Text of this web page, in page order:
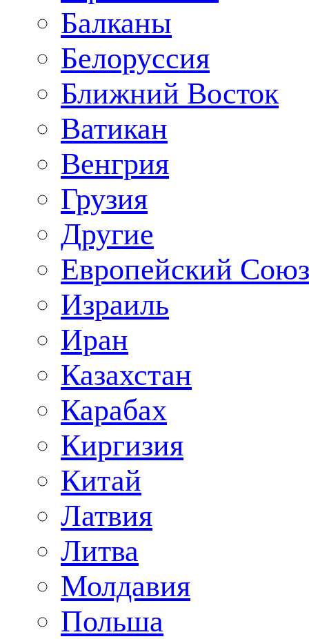
Балканы
Белоруссия
Ближний Восток
Ватикан
Венгрия
Грузия
Другие
Европейский Союз
Израиль
Иран
Казахстан
Карабах
Киргизия
Китай
Латвия
Литва
Молдавия
Польша